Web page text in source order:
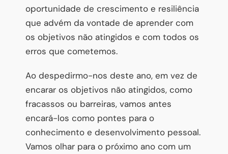
oportunidade de crescimento e resiliência
que advém da vontade de aprender com
os objetivos não atingidos e com todos os
erros que cometemos.
Ao despedirmo-nos deste ano, em vez de
encarar os objetivos não atingidos, como
fracassos ou barreiras, vamos antes
encará-los como pontes para o
conhecimento e desenvolvimento pessoal.
Vamos olhar para o próximo ano com um